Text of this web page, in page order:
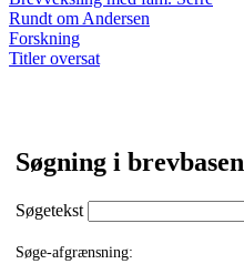
Rundt om Andersen
Forskning
Titler oversat
Søgning i brevbasen
Søgetekst
Søge-afgrænsning: